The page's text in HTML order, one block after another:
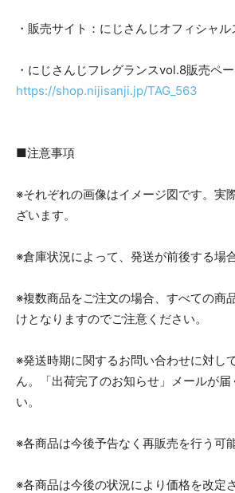
・販売サイト：にじさんじオフィシャル
・にじさんじフレグランスvol.8販売ペー
https://shop.nijisanji.jp/TAG_563
■注意事項
※それぞれの画像はイメージ図です。実
ざいます。
※倉庫状況によって、発送が前後する場
※複数商品をご注文の場合、すべての商
けとなりますのでご注意ください。
※発送時期に関するお問い合わせに対し
ん。「出荷完了のお知らせ」メールが届
い。
※各商品は今後予告なく再販売を行う可
※各商品は今後の状況により価格を改定